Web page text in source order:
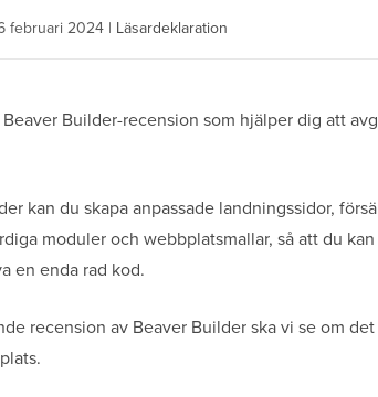
februari 2024 | Läsardeklaration
Builder-recension som hjälper dig att
kan du skapa anpassade landningssidor,
moduler och webbplatsmallar, så att du
en enda rad kod.
recension av Beaver Builder ska vi se om